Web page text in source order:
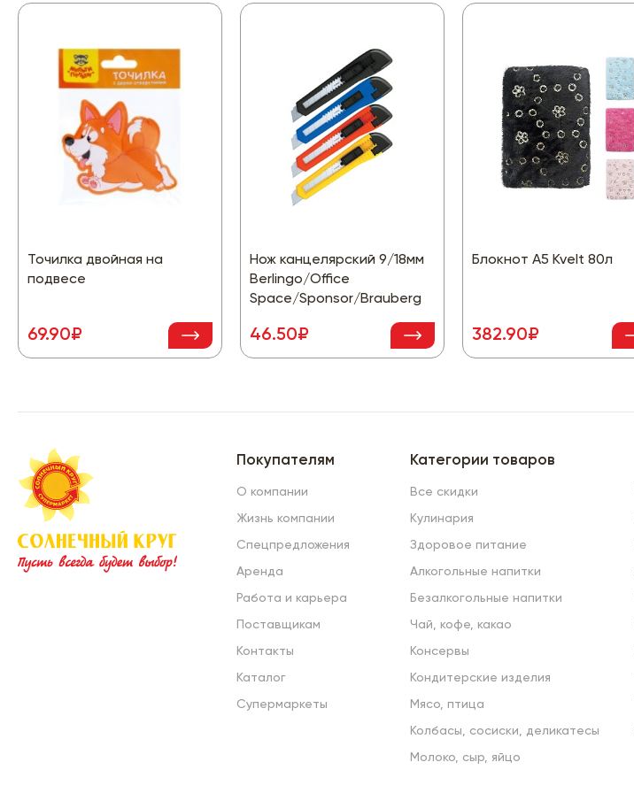
Точилка двойная на
подвесе
69.90₽
Нож канцелярский 9/18мм
Berlingo/Office
Space/Sponsor/Brauberg
46.50₽
Блокнот А5 Kvelt 80л
382.90₽
Покупателям
О компании
Жизнь компании
Спецпредложения
Аренда
Работа и карьера
Поставщикам
Контакты
Каталог
Супермаркеты
Категории товаров
Все скидки
Кулинария
Здоровое питание
Алкогольные напитки
Безалкогольные напитки
Чай, кофе, какао
Консервы
Кондитерские изделия
Мясо, птица
Колбасы, сосиски, деликатесы
Молоко, сыр, яйцо